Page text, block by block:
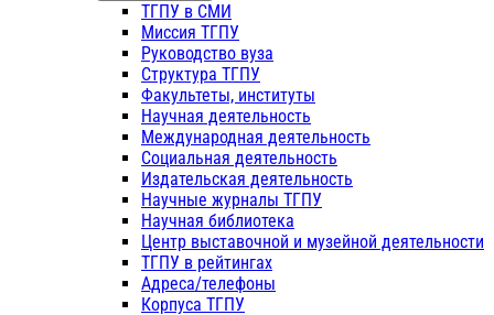
ТГПУ в СМИ
Миссия ТГПУ
Руководство вуза
Структура ТГПУ
Факультеты, институты
Научная деятельность
Международная деятельность
Социальная деятельность
Издательская деятельность
Научные журналы ТГПУ
Научная библиотека
Центр выставочной и музейной деятельности
ТГПУ в рейтингах
Адреса/телефоны
Корпуса ТГПУ